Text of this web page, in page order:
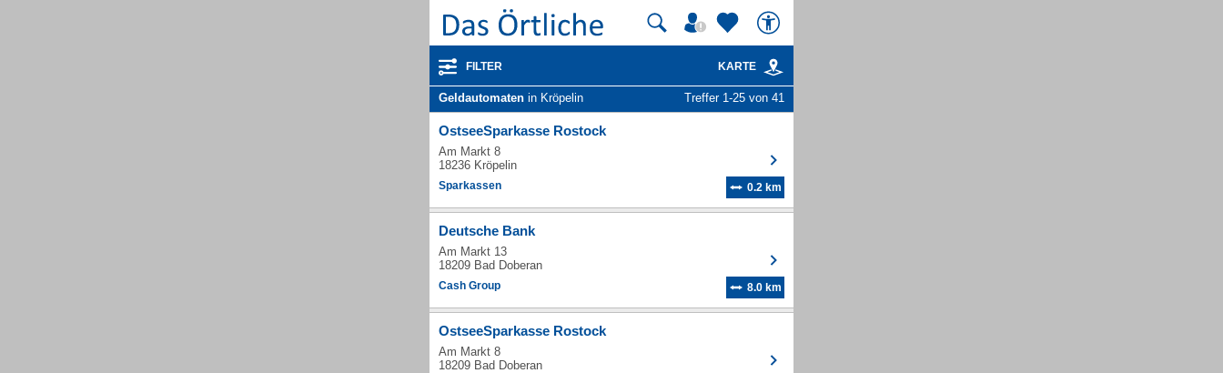
FILTER KARTE
Geldautomaten in Kröpelin Treffer 1-25 von 41
OstseeSparkasse Rostock
Am Markt 8
18236 Kröpelin
Sparkassen 0.2 km
Deutsche Bank
Am Markt 13
18209 Bad Doberan
Cash Group 8.0 km
OstseeSparkasse Rostock
Am Markt 8
18209 Bad Doberan